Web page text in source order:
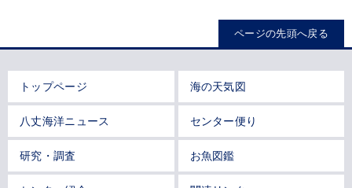
ページの先頭へ戻る
トップページ 海の天気図
八丈海洋ニュース センター便り
研究・調査 お魚図鑑